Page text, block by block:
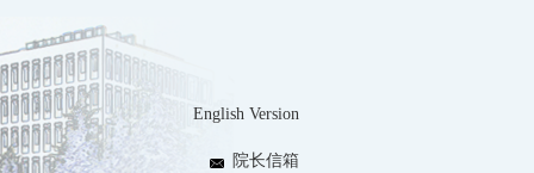
English Version
院长信箱